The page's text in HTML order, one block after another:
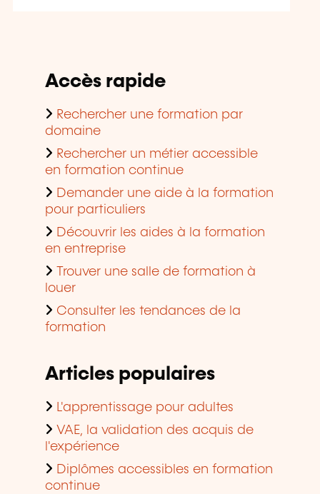
Accès rapide
Rechercher une formation par
domaine
Rechercher un métier accessible
en formation continue
Demander une aide à la formation
pour particuliers
Découvrir les aides à la formation
en entreprise
Trouver une salle de formation à
louer
Consulter les tendances de la
formation
Articles populaires
L'apprentissage pour adultes
VAE, la validation des acquis de
l'expérience
Diplômes accessibles en formation
continue